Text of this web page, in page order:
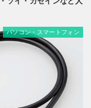
パソコン・スマートフォン